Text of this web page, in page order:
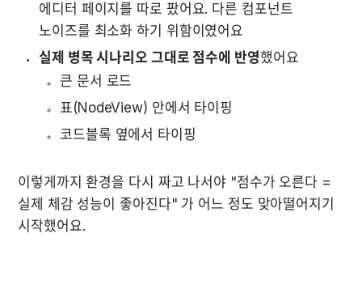
에디터 페이지를 따로 팠어요. 다른 컴포넌트
노이즈를 최소화 하기 위함이였어요
실제 병목 시나리오 그대로 점수에 반영했어요
큰 문서 로드
표(NodeView) 안에서 타이핑
코드블록 옆에서 타이핑
이렇게까지 환경을 다시 짜고 나서야 "점수가 오른다 =
실제 체감 성능이 좋아진다" 가 어느 정도 맞아떨어지기
시작했어요.